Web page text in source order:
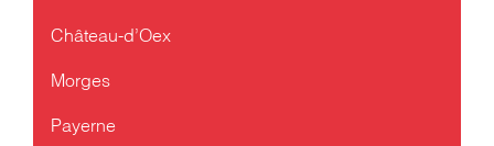
Château-d’Oex
Morges
Payerne